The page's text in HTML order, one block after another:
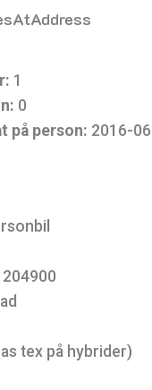
1
0
på person: 2016-
204900
tex på hybrider)